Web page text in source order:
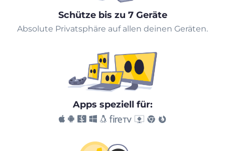
Schütze bis zu 7 Geräte
Absolute Privatsphäre auf allen deinen Geräten.
Apps speziell für: